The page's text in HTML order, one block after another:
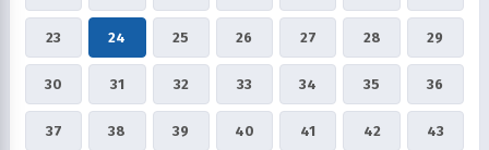
23 24 25 26 27 28 29
30 31 32 33 34 35 36
37 38 39 40 41 42 43